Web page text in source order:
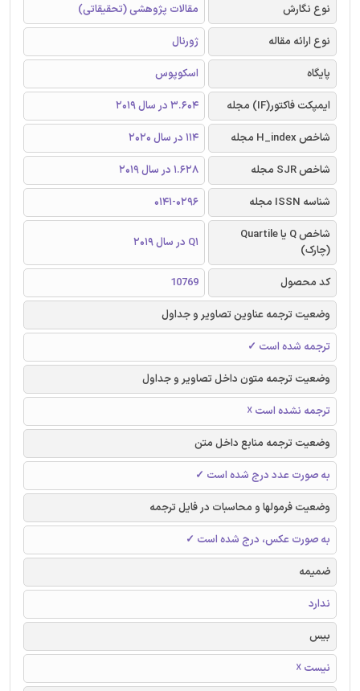
نوع نگارش
مقالات پژوهشی (تحقیقاتی)
نوع ارائه مقاله
ژورنال
پایگاه
اسکوپوس
ایمپکت فاکتور(IF) مجله
3.604 در سال 2019
شاخص H_index مجله
114 در سال 2020
شاخص SJR مجله
1.628 در سال 2019
شناسه ISSN مجله
0141-0296
شاخص Q یا Quartile
(چارک)
Q1 در سال 2019
کد محصول
10769
وضعیت ترجمه عناوین تصاویر و جداول
ترجمه شده است ✓
وضعیت ترجمه متون داخل تصاویر و جداول
ترجمه نشده است ☓
وضعیت ترجمه منابع داخل متن
به صورت عدد درج شده است ✓
وضعیت فرمولها و محاسبات در فایل ترجمه
به صورت عکس، درج شده است ✓
ضمیمه
ندارد
بیس
نیست ☓